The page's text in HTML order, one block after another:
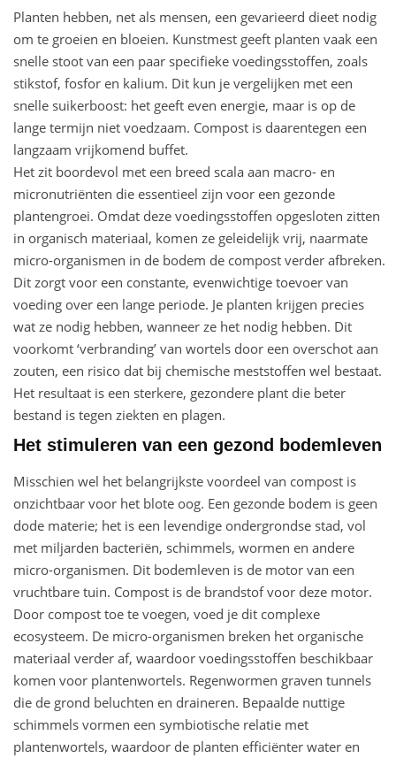
Planten hebben, net als mensen, een gevarieerd dieet nodig
om te groeien en bloeien. Kunstmest geeft planten vaak een
snelle stoot van een paar specifieke voedingsstoffen, zoals
stikstof, fosfor en kalium. Dit kun je vergelijken met een
snelle suikerboost: het geeft even energie, maar is op de
lange termijn niet voedzaam. Compost is daarentegen een
langzaam vrijkomend buffet.
Het zit boordevol met een breed scala aan macro- en
micronutriënten die essentieel zijn voor een gezonde
plantengroei. Omdat deze voedingsstoffen opgesloten zitten
in organisch materiaal, komen ze geleidelijk vrij, naarmate
micro-organismen in de bodem de compost verder afbreken.
Dit zorgt voor een constante, evenwichtige toevoer van
voeding over een lange periode. Je planten krijgen precies
wat ze nodig hebben, wanneer ze het nodig hebben. Dit
voorkomt ‘verbranding’ van wortels door een overschot aan
zouten, een risico dat bij chemische meststoffen wel bestaat.
Het resultaat is een sterkere, gezondere plant die beter
bestand is tegen ziekten en plagen.
Het stimuleren van een gezond bodemleven
Misschien wel het belangrijkste voordeel van compost is
onzichtbaar voor het blote oog. Een gezonde bodem is geen
dode materie; het is een levendige ondergrondse stad, vol
met miljarden bacteriën, schimmels, wormen en andere
micro-organismen. Dit bodemleven is de motor van een
vruchtbare tuin. Compost is de brandstof voor deze motor.
Door compost toe te voegen, voed je dit complexe
ecosysteem. De micro-organismen breken het organische
materiaal verder af, waardoor voedingsstoffen beschikbaar
komen voor plantenwortels. Regenwormen graven tunnels
die de grond beluchten en draineren. Bepaalde nuttige
schimmels vormen een symbiotische relatie met
plantenwortels, waardoor de planten efficiënter water en